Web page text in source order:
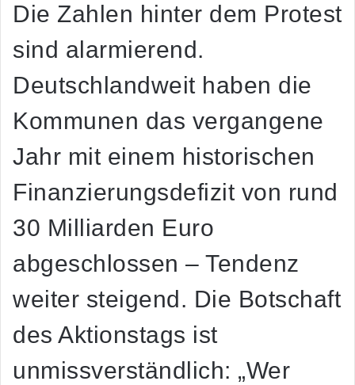
Die Zahlen hinter dem Protest
sind alarmierend.
Deutschlandweit haben die
Kommunen das vergangene
Jahr mit einem historischen
Finanzierungsdefizit von rund
30 Milliarden Euro
abgeschlossen – Tendenz
weiter steigend. Die Botschaft
des Aktionstags ist
unmissverständlich: „Wer